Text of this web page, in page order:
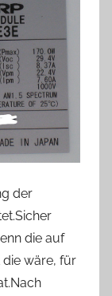
der
die auf
wäre, für